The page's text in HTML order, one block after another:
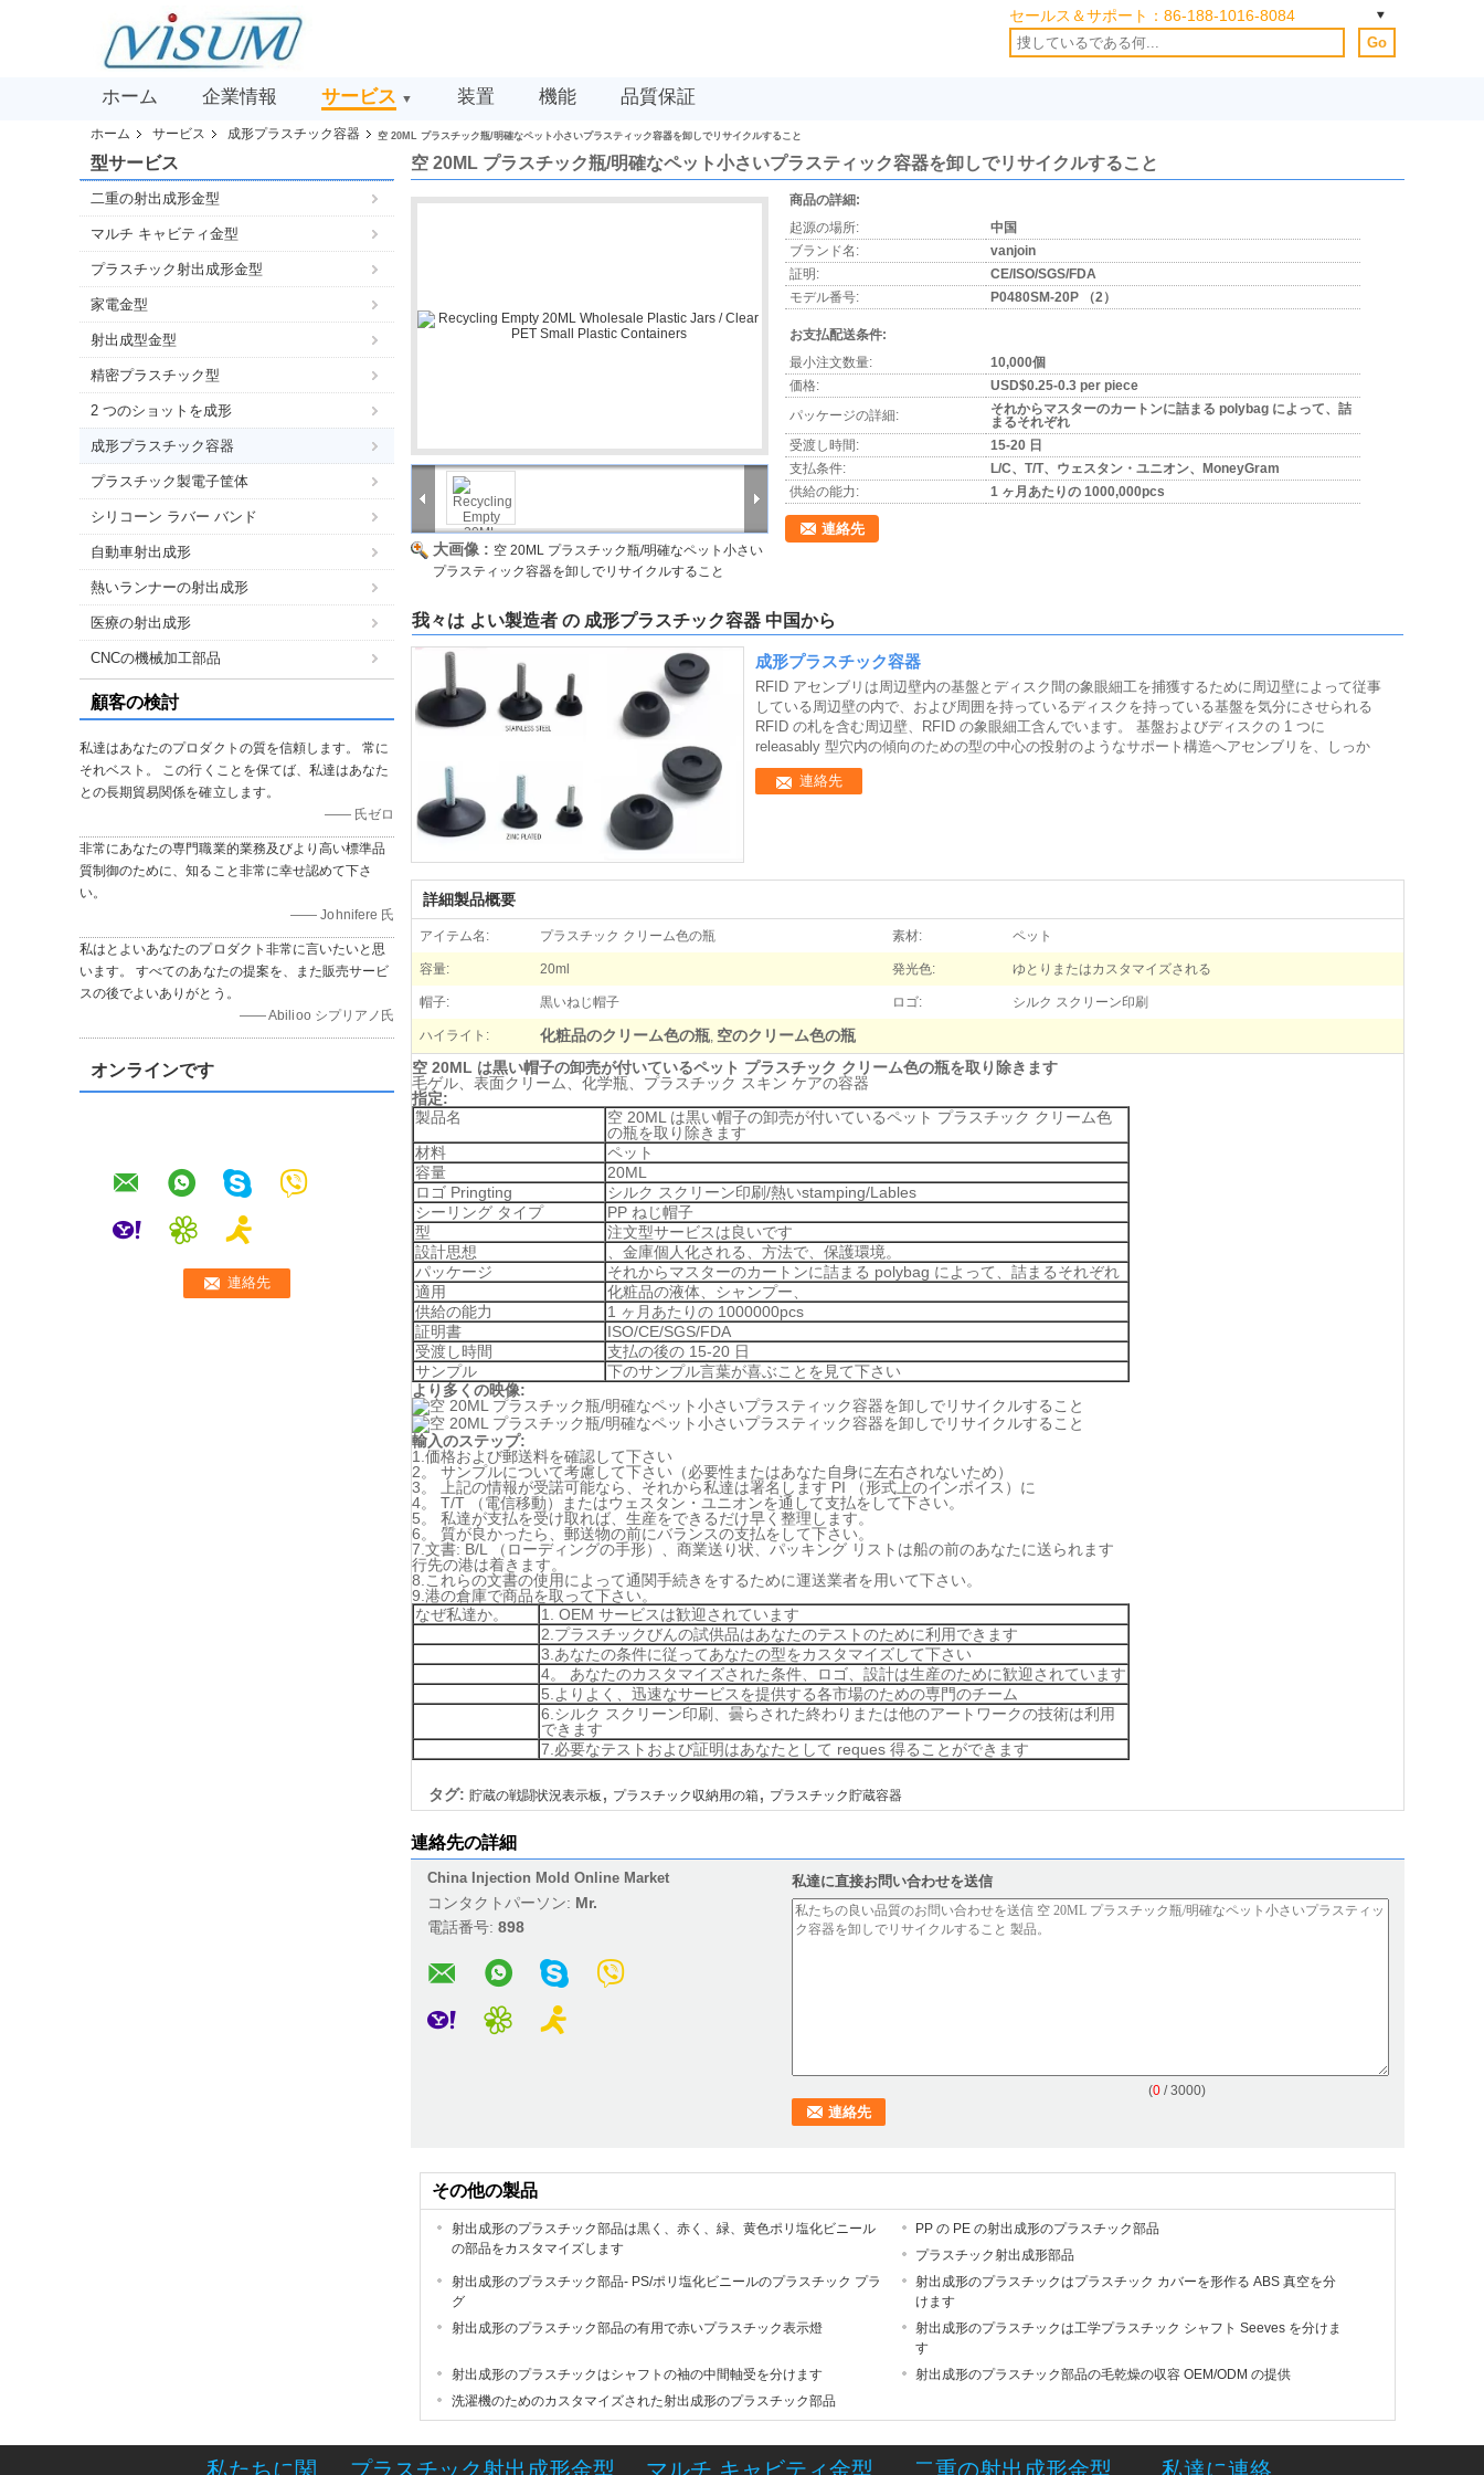
セールス＆サポート： 86-188-1016-8084
Go
ホーム 企業情報 サービス ▼ 装置 機能 品質保証
ホーム サービス 成形プラスチック容器 空 20ML プラスチック瓶/明確なペット小さいプラスティック容器を卸しでリサイクルすること
型サービス
二重の射出成形金型
マルチ キャビティ金型
プラスチック射出成形金型
家電金型
射出成型金型
精密プラスチック型
2 つのショットを成形
成形プラスチック容器
プラスチック製電子筐体
シリコーン ラバー バンド
自動車射出成形
熱いランナーの射出成形
医療の射出成形
CNCの機械加工部品
顧客の検討
私達はあなたのプロダクトの質を信頼します。 常に
それベスト。 この行くことを保てば、私達はあなた
との長期貿易関係を確立します。
—— 氏ゼロ
非常にあなたの専門職業的業務及びより高い標準品
質制御のために、知ること非常に幸せ認めて下さ
い。
—— Johnifere 氏
私はとよいあなたのプロダクト非常に言いたいと思
います。 すべてのあなたの提案を、また販売サービ
スの後でよいありがとう。
—— Abilioo シプリアノ氏
オンラインです
空 20ML プラスチック瓶/明確なペット小さいプラスティック容器を卸しでリサイクルすること
大画像 : 空 20ML プラスチック瓶/明確なペット小さい
プラスティック容器を卸しでリサイクルすること
商品の詳細:
起源の場所:
中国
ブランド名:
vanjoin
証明:
CE/ISO/SGS/FDA
モデル番号:
P0480SM-20P （2）
お支払配送条件:
最小注文数量:
10,000個
価格:
USD$0.25-0.3 per piece
パッケージの詳細:
それからマスターのカートンに詰まる polybag によって、詰
まるそれぞれ
受渡し時間:
15-20 日
支払条件:
L/C、T/T、ウェスタン・ユニオン、MoneyGram
供給の能力:
1 ヶ月あたりの 1000,000pcs
連絡先
我々は よい製造者 の 成形プラスチック容器 中国から
成形プラスチック容器
RFID アセンブリは周辺壁内の基盤とディスク間の象眼細工を捕獲するために周辺壁によって従事
している周辺壁の内で、および周囲を持っているディスクを持っている基盤を気分にさせられる
RFID の札を含む周辺壁、RFID の象眼細工含んでいます。 基盤およびディスクの 1 つに
releasably 型穴内の傾向のための型の中心の投射のようなサポート構造へアセンブリを、しっか
連絡先
詳細製品概要
アイテム名: プラスチック クリーム色の瓶 素材: ペット
容量: 20ml 発光色: ゆとりまたはカスタマイズされる
帽子: 黒いねじ帽子 ロゴ: シルク スクリーン印刷
ハイライト: 化粧品のクリーム色の瓶, 空のクリーム色の瓶
空 20ML は黒い帽子の卸売が付いているペット プラスチック クリーム色の瓶を取り除きます
毛ゲル、表面クリーム、化学瓶、プラスチック スキン ケアの容器
指定:
製品名
空 20ML は黒い帽子の卸売が付いているペット プラスチック クリーム色
の瓶を取り除きます
材料
ペット
容量
20ML
ロゴ Pringting
シルク スクリーン印刷/熱いstamping/Lables
シーリング タイプ
PP ねじ帽子
型
注文型サービスは良いです
設計思想
、金庫個人化される、方法で、保護環境。
パッケージ
それからマスターのカートンに詰まる polybag によって、詰まるそれぞれ
適用
化粧品の液体、シャンプー、
供給の能力
1 ヶ月あたりの 1000000pcs
証明書
ISO/CE/SGS/FDA
受渡し時間
支払の後の 15-20 日
サンプル
下のサンプル言葉が喜ぶことを見て下さい
より多くの映像:
輸入のステップ:
1.価格および郵送料を確認して下さい
2。 サンプルについて考慮して下さい（必要性またはあなた自身に左右されないため）
3。 上記の情報が受諾可能なら、それから私達は署名します PI （形式上のインボイス）に
4。 T/T （電信移動）またはウェスタン・ユニオンを通して支払をして下さい。
5。 私達が支払を受け取れば、生産をできるだけ早く整理します。
6。 質が良かったら、郵送物の前にバランスの支払をして下さい。
7.文書: B/L （ローディングの手形）、商業送り状、パッキング リストは船の前のあなたに送られます
行先の港は着きます。
8.これらの文書の使用によって通関手続きをするために運送業者を用いて下さい。
9.港の倉庫で商品を取って下さい。
なぜ私達か。
1. OEM サービスは歓迎されています
2.プラスチックびんの試供品はあなたのテストのために利用できます
3.あなたの条件に従ってあなたの型をカスタマイズして下さい
4。 あなたのカスタマイズされた条件、ロゴ、設計は生産のために歓迎されています
5.よりよく、迅速なサービスを提供する各市場のための専門のチーム
6.シルク スクリーン印刷、曇らされた終わりまたは他のアートワークの技術は利用
できます
7.必要なテストおよび証明はあなたとして reques 得ることができます
タグ: 貯蔵の戦闘状況表示板 , プラスチック収納用の箱 , プラスチック貯蔵容器
連絡先の詳細
China Injection Mold Online Market
コンタクトパーソン: Mr.
電話番号: 898
私達に直接お問い合わせを送信
(0 / 3000)
その他の製品
射出成形のプラスチック部品は黒く、赤く、緑、黄色ポリ塩化ビニール
の部品をカスタマイズします
PP の PE の射出成形のプラスチック部品
プラスチック射出成形部品
射出成形のプラスチック部品- PS/ポリ塩化ビニールのプラスチック プラ
グ
射出成形のプラスチックはプラスチック カバーを形作る ABS 真空を分
けます
射出成形のプラスチック部品の有用で赤いプラスチック表示燈
射出成形のプラスチックは工学プラスチック シャフト Seeves を分けま
す
射出成形のプラスチックはシャフトの袖の中間軸受を分けます
射出成形のプラスチック部品の毛乾燥の収容 OEM/ODM の提供
洗濯機のためのカスタマイズされた射出成形のプラスチック部品
私たちに関 プラスチック射出成形金型 マルチ キャビティ金型 二重の射出成形金型 私達に連絡